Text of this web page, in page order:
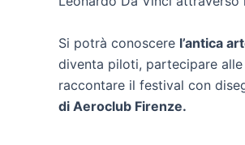
Si potrà conoscere l’antica
diventa piloti, partecipare
raccontare il festival con
di Aeroclub Firenze.